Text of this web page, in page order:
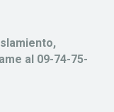
al 09-74-75-